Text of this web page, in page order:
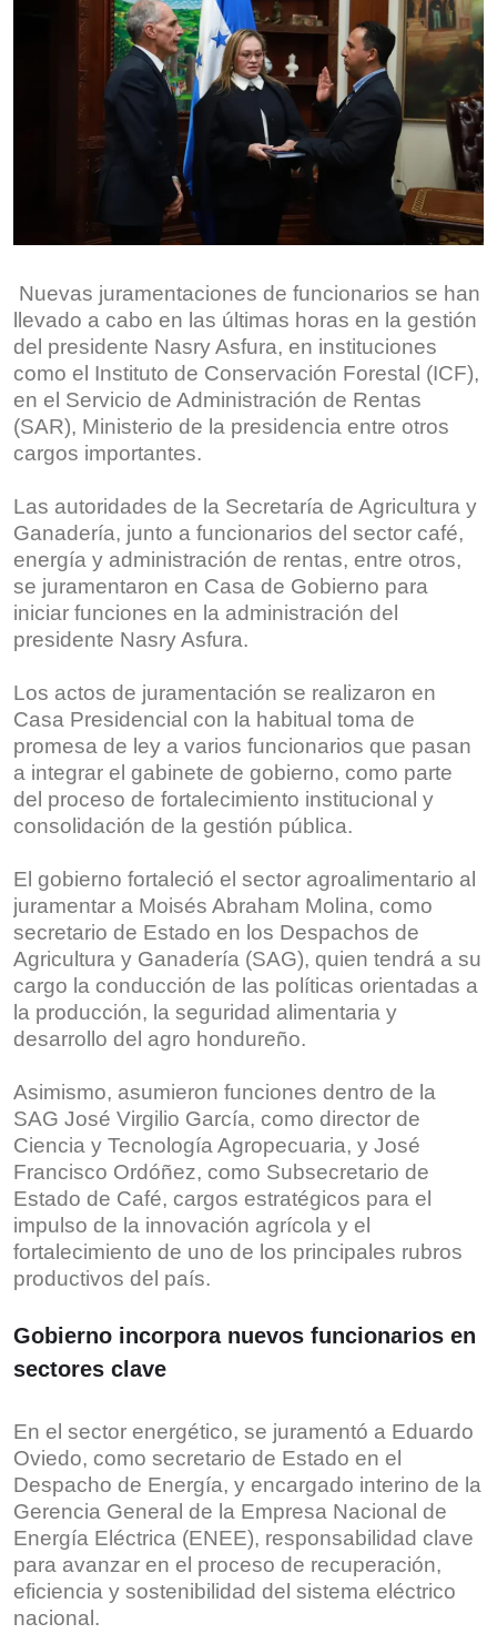
Nuevas juramentaciones de funcionarios se han
llevado a cabo en las últimas horas en la gestión
del presidente Nasry Asfura, en instituciones
como el Instituto de Conservación Forestal (ICF),
en el Servicio de Administración de Rentas
(SAR), Ministerio de la presidencia entre otros
cargos importantes.
Las autoridades de la Secretaría de Agricultura y
Ganadería, junto a funcionarios del sector café,
energía y administración de rentas, entre otros,
se juramentaron en Casa de Gobierno para
iniciar funciones en la administración del
presidente Nasry Asfura.
Los actos de juramentación se realizaron en
Casa Presidencial con la habitual toma de
promesa de ley a varios funcionarios que pasan
a integrar el gabinete de gobierno, como parte
del proceso de fortalecimiento institucional y
consolidación de la gestión pública.
El gobierno fortaleció el sector agroalimentario al
juramentar a Moisés Abraham Molina, como
secretario de Estado en los Despachos de
Agricultura y Ganadería (SAG), quien tendrá a su
cargo la conducción de las políticas orientadas a
la producción, la seguridad alimentaria y
desarrollo del agro hondureño.
Asimismo, asumieron funciones dentro de la
SAG José Virgilio García, como director de
Ciencia y Tecnología Agropecuaria, y José
Francisco Ordóñez, como Subsecretario de
Estado de Café, cargos estratégicos para el
impulso de la innovación agrícola y el
fortalecimiento de uno de los principales rubros
productivos del país.
Gobierno incorpora nuevos funcionarios en
sectores clave
En el sector energético, se juramentó a Eduardo
Oviedo, como secretario de Estado en el
Despacho de Energía, y encargado interino de la
Gerencia General de la Empresa Nacional de
Energía Eléctrica (ENEE), responsabilidad clave
para avanzar en el proceso de recuperación,
eficiencia y sostenibilidad del sistema eléctrico
nacional.